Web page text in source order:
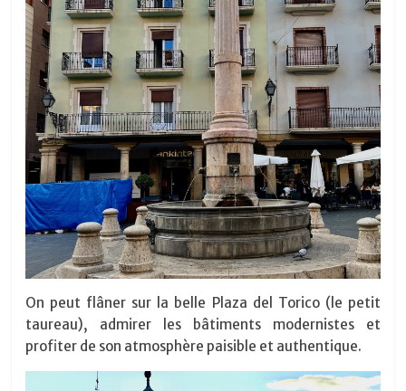
On peut flâner sur la belle Plaza del Torico (le petit
taureau), admirer les bâtiments modernistes et
profiter de son atmosphère paisible et authentique.